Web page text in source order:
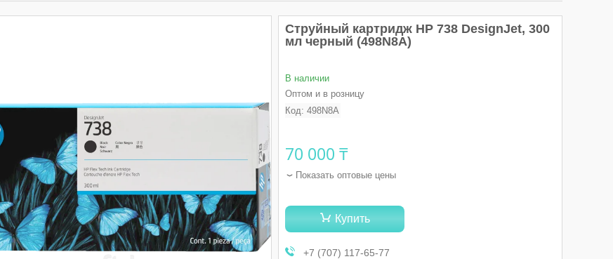
Струйный картридж HP 738 DesignJet, 300
мл черный (498N8A)
В наличии
Оптом и в розницу
Код: 498N8A
70 000 ₸
Показать оптовые цены
Купить
+7 (707) 117-65-77